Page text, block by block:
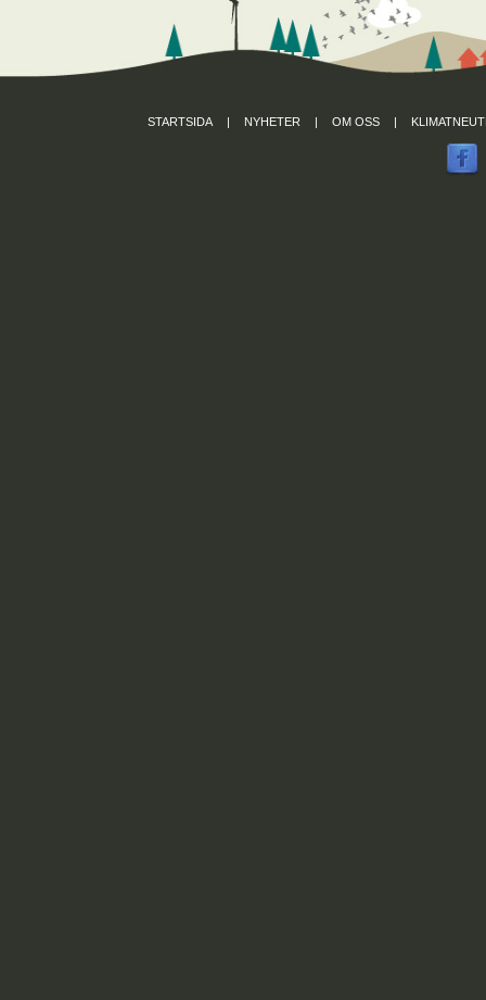
STARTSIDA | NYHETER | OM OSS |